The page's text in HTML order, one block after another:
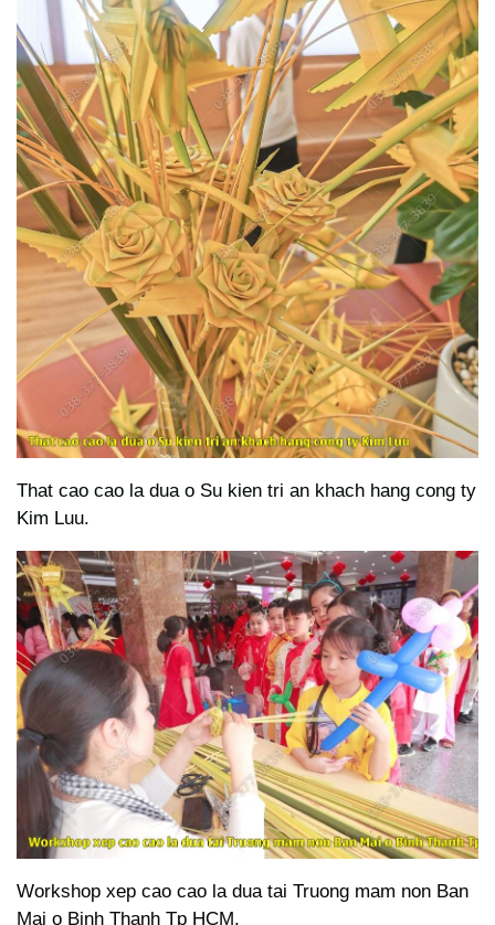
That cao cao la dua o Su kien tri an khach hang cong ty
Kim Luu.
Workshop xep cao cao la dua tai Truong mam non Ban
Mai o Binh Thanh Tp HCM.